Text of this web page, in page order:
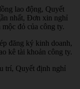
lao động, Quyết
nhất, Đơn xin nghỉ
đỏ của công ty.
đăng ký kinh doanh,
kê tài khoản công ty.
trí, Quyết định nghỉ